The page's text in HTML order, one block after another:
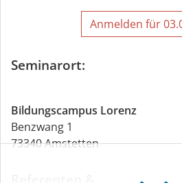
Marco Wiedemann,
pro clima Anwendungstechnik,
Anmelden für
Seminarort:
Bildungscampus Lorenz
Benzwang 1
73340 Amstetten